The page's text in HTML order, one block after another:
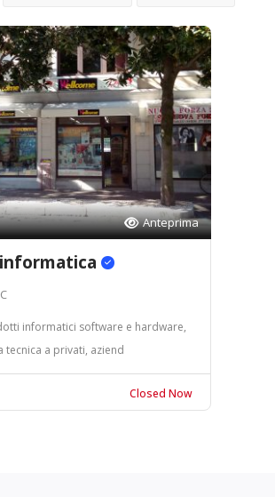
Anteprima
informatici software e hardware,
tecnica a privati, aziend
Closed Now